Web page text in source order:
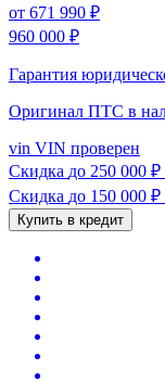
от 671 990 ₽
960 000 ₽
Гарантия
Оригинал ПТС в
vin VIN проверен
Скидка до 250 000 ₽
Скидка до 150 000 ₽
Купить в кредит